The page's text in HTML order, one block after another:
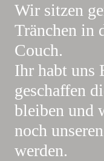
Wir sitzen
Tränchen in
Couch.
Ihr habt uns
geschaffen
bleiben und
noch
werden.